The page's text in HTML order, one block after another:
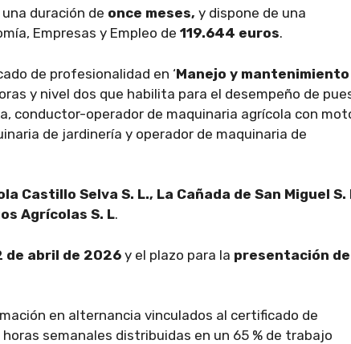
duración de once meses, y dispone de una
Empresas y Empleo de 119.644 euros.
de profesionalidad en ‘Manejo y mantenimiento
y nivel dos que habilita para el desempeño de
conductor-operador de maquinaria agrícola con
de jardinería y operador de maquinaria de
Castillo Selva S. L., La Cañada de San Miguel S.
Agrícolas S. L.
de abril de 2026 y el plazo para la presentación de
en alternancia vinculados al certificado de
semanales distribuidas en un 65 % de trabajo